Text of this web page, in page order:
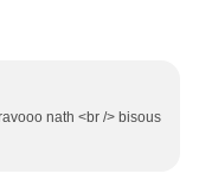
nath <br /> bisous